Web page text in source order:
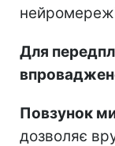
Для
Повзунок
дозволяє